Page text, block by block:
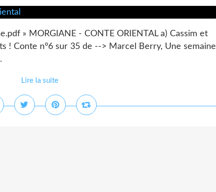
» MORGIANE - CONTE ORIENTAL a) Cassim et
! Conte n°6 sur 35 de --> Marcel Berry, Une semaine
Lire la suite